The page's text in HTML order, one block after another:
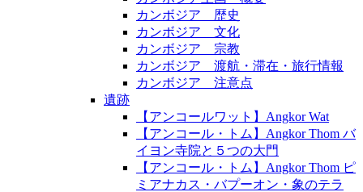
カンボジア 歴史
カンボジア 文化
カンボジア 宗教
カンボジア 渡航・滞在・旅行情報
カンボジア 注意点
遺跡
【アンコールワット】Angkor Wat
【アンコール・トム】Angkor Thom バ
イヨン寺院と５つの大門
【アンコール・トム】Angkor Thom ピ
ミアナカス・バプーオン・象のテラ